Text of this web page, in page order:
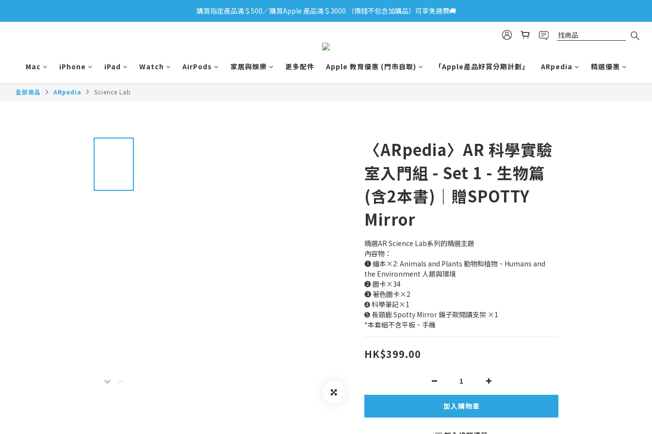
iPhone 17 系列新登場！立即訂購
購買指定產品滿＄500／購買Apple 產品滿＄3000 （價錢不包含加購品）可享免運費🚚
Mac iPhone iPad Watch AirPods 家居與娛樂 更多配件 Apple 教育優惠 (門市自取) 「Apple產品好賞分期計劃」 ARpedia 精選優惠
全部商品 ARpedia Science Lab
〈ARpedia〉AR 科學實驗
室入門組 - Set 1 - 生物篇
(含2本書)｜贈SPOTTY
Mirror
精選AR Science Lab系列的精選主題
內容物：
➊ 繪本×2: Animals and Plants 動物和植物、Humans and
the Environment 人類與環境
➋ 圖卡×34
➌ 著色圖卡×2
➍ 科學筆記×1
➎ 長頸鹿 Spotty Mirror 鏡子款閱讀支架 ×1
*本套組不含平板、手機
HK$399.00
加入購物車